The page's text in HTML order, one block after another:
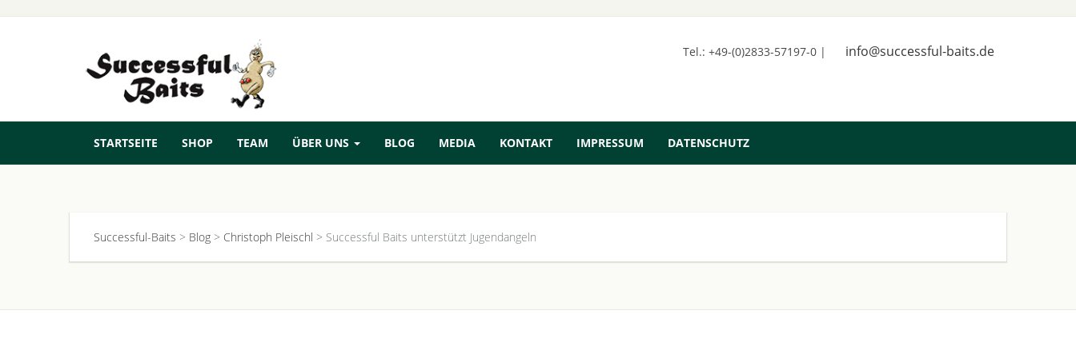
Tel.: +49-(0)2833-57197-0 | info@successful-baits.de
STARTSEITE SHOP TEAM ÜBER UNS BLOG MEDIA KONTAKT IMPRESSUM DATENSCHUTZ
Successful-Baits > Blog > Christoph Pleischl > Successful Baits unterstützt Jugendangeln